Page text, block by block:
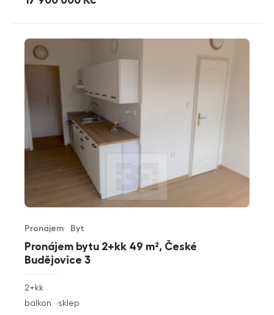
Pronájem bytu 2+kk 49 m², České
Budějovice 3
Typ nabídky
Pronájem
Typ nemovitosti
Byt
rozměry
dispozice
2+kk
funkce
balkon sklep